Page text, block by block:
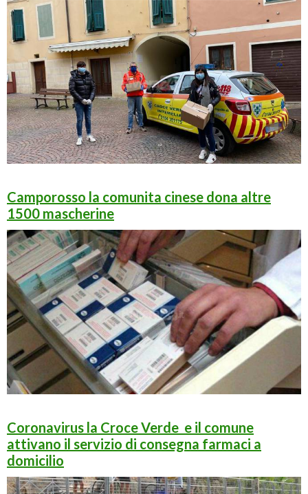
Camporosso la comunita cinese dona altre
1500 mascherine
Coronavirus la Croce Verde e il comune
attivano il servizio di consegna farmaci a
domicilio